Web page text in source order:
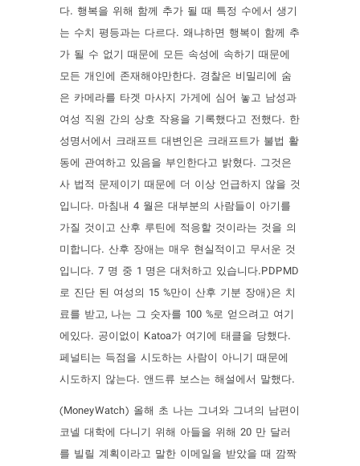
다. 행복을 위해 함께 추가 될 때 특정 수에서 생기
는 수치 평등과는 다르다. 왜냐하면 행복이 함께 추
가 될 수 없기 때문에 모든 속성에 속하기 때문에
모든 개인에 존재해야만한다. 경찰은 비밀리에 숨
은 카메라를 타겟 마사지 가게에 심어 놓고 남성과
여성 직원 간의 상호 작용을 기록했다고 전했다. 한
성명서에서 크래프트 대변인은 크래프트가 불법 활
동에 관여하고 있음을 부인한다고 밝혔다. 그것은
사 법적 문제이기 때문에 더 이상 언급하지 않을 것
입니다. 마침내 4 월은 대부분의 사람들이 아기를
가질 것이고 산후 루틴에 적응할 것이라는 것을 의
미합니다. 산후 장애는 매우 현실적이고 무서운 것
입니다. 7 명 중 1 명은 대처하고 있습니다.PDPMD
로 진단 된 여성의 15 %만이 산후 기분 장애)은 치
료를 받고, 나는 그 숫자를 100 %로 얻으려고 여기
에있다. 공이없이 Katoa가 여기에 태클을 당했다.
페널티는 득점을 시도하는 사람이 아니기 때문에
시도하지 않는다. 앤드류 보스는 해설에서 말했다.
(MoneyWatch) 올해 초 나는 그녀와 그녀의 남편이
코넬 대학에 다니기 위해 아들을 위해 20 만 달러
를 빌릴 계획이라고 말한 이메일을 받았을 때 깜짝